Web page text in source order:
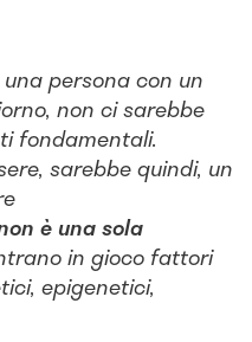
persona con un
non ci sarebbe
fondamentali.
sarebbe quindi, un
è una sola
in gioco fattori
epigenetici,